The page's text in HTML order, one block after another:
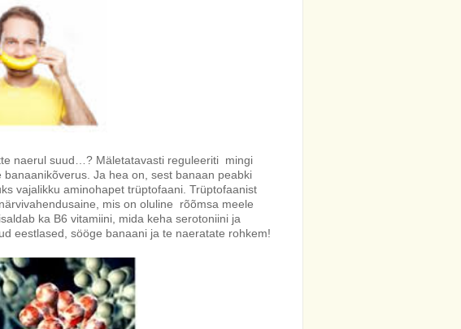
naerul suud…? Mäletatavasti reguleeriti mingi
Ja hea on, sest banaan peabki
vajalikku aminohapet trüptofaani. Trüptofaanist
mis on oluline rõõmsa meele
ka B6 vitamiini, mida keha serotoniini ja
eestlased, sööge banaani ja te naeratate rohkem!